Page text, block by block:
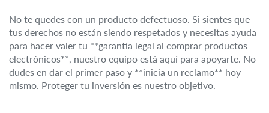
No te quedes con un producto defectuoso. Si sientes que
tus derechos no están siendo respetados y necesitas ayuda
para hacer valer tu **garantía legal al comprar productos
electrónicos**, nuestro equipo está aquí para apoyarte. No
dudes en dar el primer paso y **inicia un reclamo** hoy
mismo. Proteger tu inversión es nuestro objetivo.